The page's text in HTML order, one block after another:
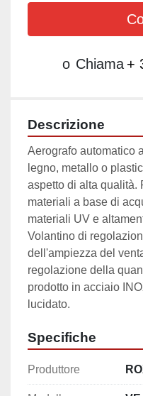
o Chiama +
Descrizione
Aerografo automatico
legno, metallo o
aspetto di alta qualità.
materiali a base di
materiali UV e
Volantino di
dell'ampiezza del
regolazione della
prodotto in acciaio
lucidato.
Specifiche
Produttore